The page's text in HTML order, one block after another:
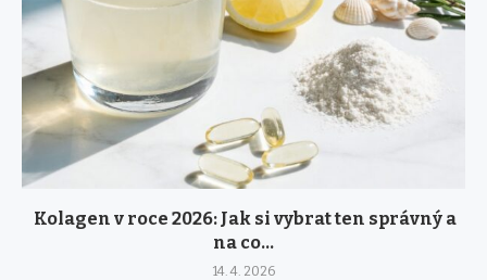
Kolagen v roce 2026: Jak si vybrat ten správný a
na co...
14. 4. 2026